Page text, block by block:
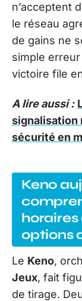
n’acceptent
le réseau
de gains ne
simple
victoire file
A lire aussi :
signalisation
sécurité en
Keno
horaires
options
Le Keno,
Jeux, fait
de tirage.